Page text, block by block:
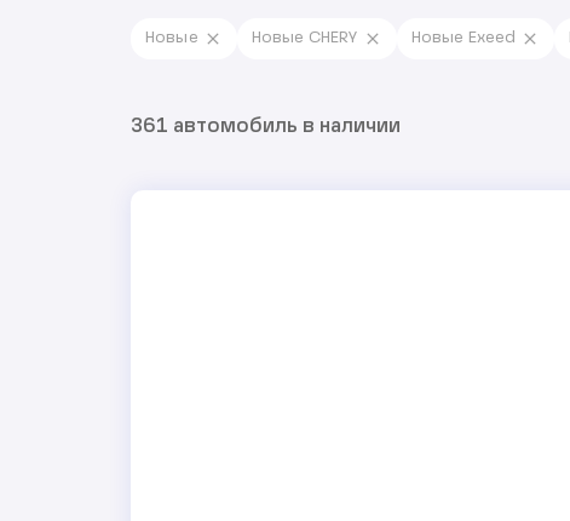
Новые Новые CHERY Новые Exeed
361 автомобиль в наличии